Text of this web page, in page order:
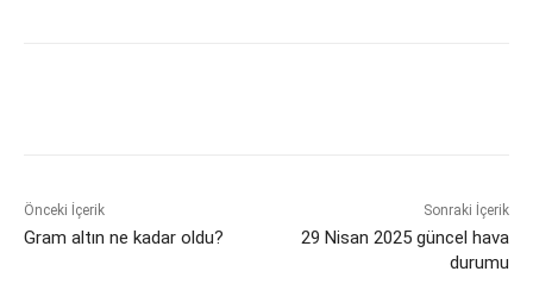
Önceki İçerik
Gram altın ne kadar oldu?
Sonraki İçerik
29 Nisan 2025 güncel hava
durumu